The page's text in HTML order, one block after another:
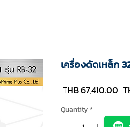
เครื่องดัดเหล็ก
THB 67,410.00
Quantity*